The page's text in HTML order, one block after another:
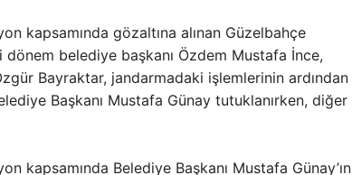
kapsamında gözaltına alınan Güzelbahçe
belediye başkanı Özdem Mustafa İnce,
Bayraktar, jandarmadaki işlemlerinin ardından
Başkanı Mustafa Günay tutuklanırken, diğer
kapsamında Belediye Başkanı Mustafa Günay’ın